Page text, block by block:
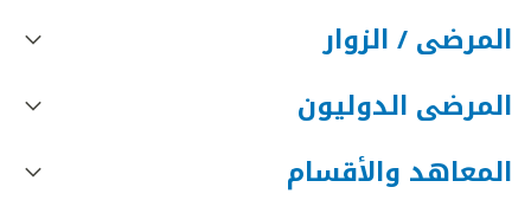
المرضى / الزوار
المرضى الدوليون
المعاهد والأقسام